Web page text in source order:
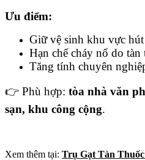
Ưu điểm:
Giữ vệ sinh khu vực
Hạn chế cháy nổ do tàn
Tăng tính chuyên
👉 Phù hợp: tòa nhà văn
sạn, khu công cộng.
Xem thêm tại: Trụ Gạt Tàn